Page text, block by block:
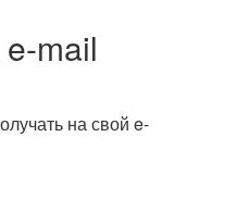
mail
на свой e-